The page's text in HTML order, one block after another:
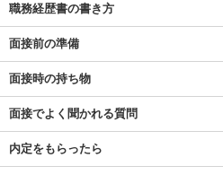
職務経歴書の書き方
面接前の準備
面接時の持ち物
面接でよく聞かれる質問
内定をもらったら